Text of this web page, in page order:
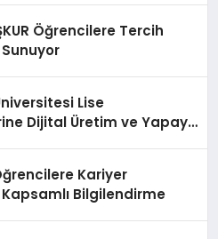
Öğrencilere Tercih
Lise
Dijital Üretim ve Yapay
Kariyer
Bilgilendirme